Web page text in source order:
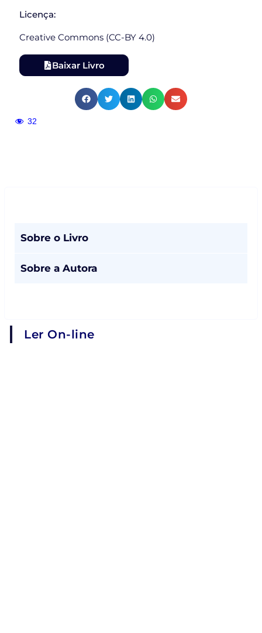
Licença:
Creative Commons (CC-BY 4.0)
Baixar Livro
32
Sobre o Livro
Sobre a Autora
Ler On-line